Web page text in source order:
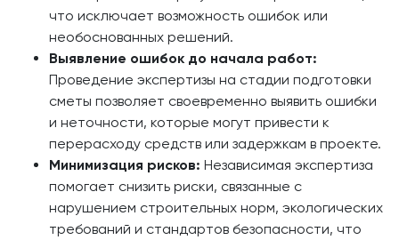
что исключает возможность ошибок или
необоснованных решений.
Выявление ошибок до начала работ:
Проведение экспертизы на стадии подготовки
сметы позволяет своевременно выявить ошибки
и неточности, которые могут привести к
перерасходу средств или задержкам в проекте.
Минимизация рисков: Независимая экспертиза
помогает снизить риски, связанные с
нарушением строительных норм, экологических
требований и стандартов безопасности, что